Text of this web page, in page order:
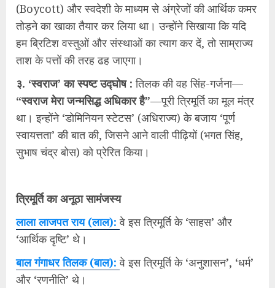
(Boycott) और स्वदेशी के माध्यम से अंग्रेजों की आर्थिक कमर
तोड़ने का खाका तैयार कर लिया था। उन्होंने सिखाया कि यदि
हम ब्रिटिश वस्तुओं और संस्थाओं का त्याग कर दें, तो साम्राज्य
ताश के पत्तों की तरह ढह जाएगा।
३. ‘स्वराज’ का स्पष्ट उद्घोष :तिलक की वह सिंह-गर्जना—
“स्वराज मेरा जन्मसिद्ध अधिकार है”—पूरी त्रिमूर्ति का मूल मंत्र
था। इन्होंने ‘डोमिनियन स्टेटस’ (अधिराज्य) के बजाय ‘पूर्ण
स्वायत्तता’ की बात की, जिसने आने वाली पीढ़ियों (भगत सिंह,
सुभाष चंद्र बोस) को प्रेरित किया।
त्रिमूर्ति का अनूठा सामंजस्य
लाला लाजपत राय (लाल):वे इस त्रिमूर्ति के ‘साहस’ और
‘आर्थिक दृष्टि’ थे।
बाल गंगाधर तिलक (बाल): वे इस त्रिमूर्ति के ‘अनुशासन’, ‘धर्म’
और ‘रणनीति’ थे।